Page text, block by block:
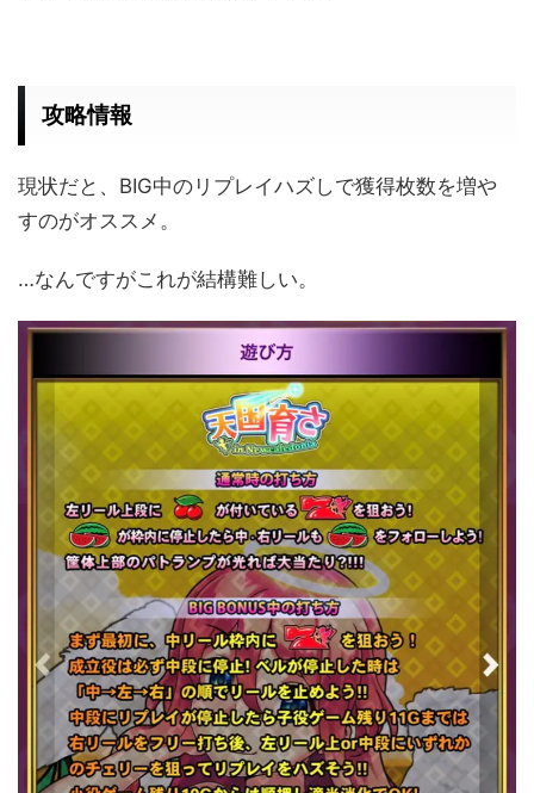
攻略情報
現状だと、BIG中のリプレイハズしで獲得枚数を増や
すのがオススメ。
…なんですがこれが結構難しい。